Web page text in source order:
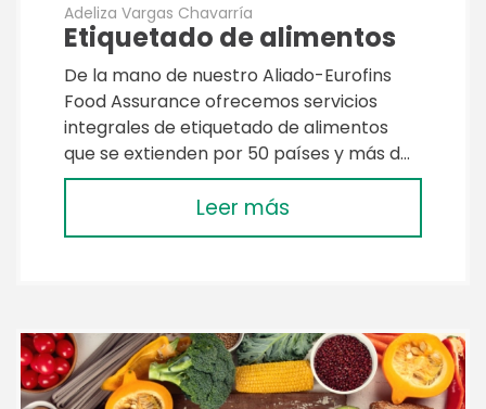
Adeliza Vargas Chavarría
Etiquetado de alimentos
De la mano de nuestro Aliado-Eurofins
Food Assurance ofrecemos servicios
integrales de etiquetado de alimentos
que se extienden por 50 países y más d…
Leer más